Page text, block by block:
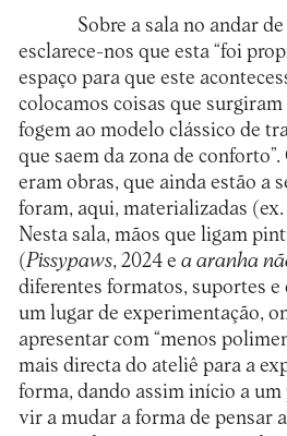
Sobre a sala no andar
esclarece-nos que esta “foi
espaço para que este
colocamos coisas que
fogem ao modelo clássico de
que saem da zona de
eram obras, que ainda estão a
foram, aqui, materializadas (ex.
Nesta sala, mãos que ligam
(Pissypaws, 2024 e a aranha
diferentes formatos, suportes
um lugar de experimentação,
apresentar com “menos
mais directa do ateliê para a
forma, dando assim início a um
vir a mudar a forma de pensar